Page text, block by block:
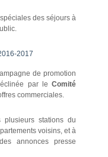
des séjours à
2017
de promotion
par leComité
commerciales.
plusieurs stations du
voisins, et à
annonces presse